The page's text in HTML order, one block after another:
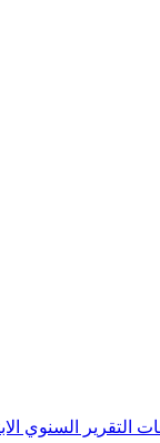
التقرير السنوي